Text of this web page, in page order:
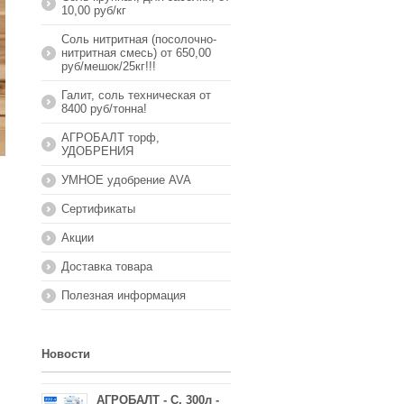
10,00 руб/кг
Соль нитритная (посолочно-
нитритная смесь) от 650,00
руб/мешок/25кг!!!
Галит, соль техническая от
8400 руб/тонна!
АГРОБАЛТ торф,
УДОБРЕНИЯ
УМНОЕ удобрение AVA
Сертификаты
Акции
Доставка товара
Полезная информация
Новости
АГРОБАЛТ - С, 300л -